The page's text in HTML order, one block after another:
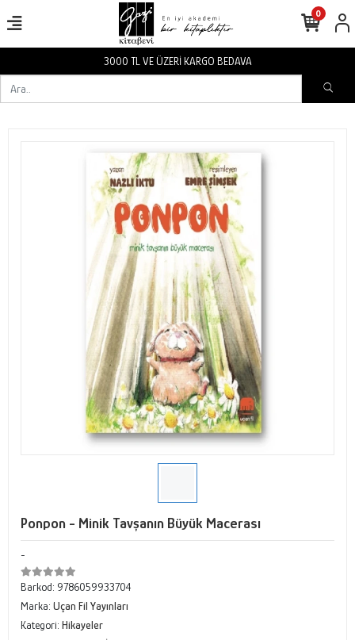
3000 TL VE ÜZERİ KARGO BEDAVA
0
Ponpon - Minik Tavşanın Büyük Macerası
-
Barkod: 9786059933704
Marka: Uçan Fil Yayınları
Kategori: Hikayeler